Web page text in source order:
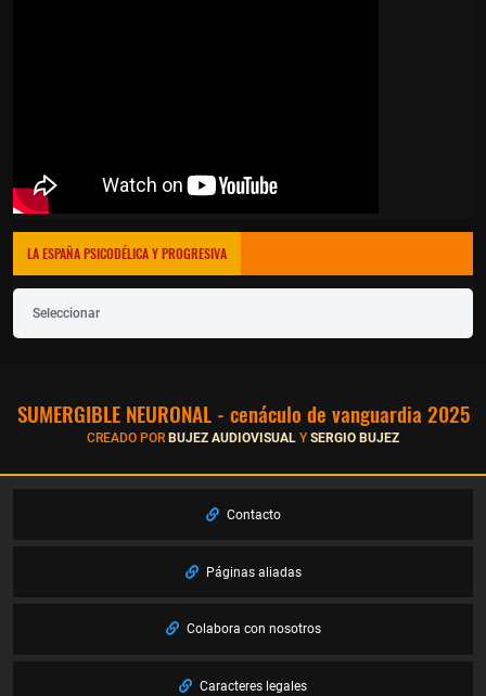
LA ESPAÑA PSICODÉLICA Y PROGRESIVA
Seleccionar
SUMERGIBLE NEURONAL - cenáculo de vanguardia 2025
CREADO POR BUJEZ AUDIOVISUAL Y SERGIO BUJEZ
Contacto
Páginas aliadas
Colabora con nosotros
Caracteres legales